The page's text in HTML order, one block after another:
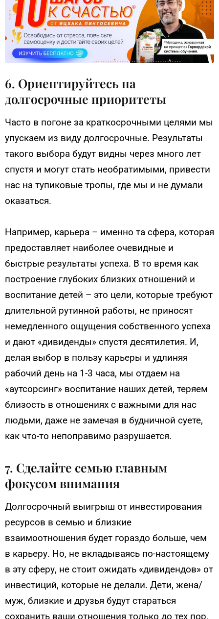
6. Ориентируйтесь на
долгосрочные приоритеты
Часто в погоне за краткосрочными целями мы
упускаем из виду долгосрочные. Результаты
такого выбора будут видны через много лет
спустя и могут стать необратимыми, привести
нас на тупиковые тропы, где мы и не думали
оказаться.
Например, карьера – именно та сфера, которая
предоставляет наиболее очевидные и
быстрые результаты успеха. В то время как
построение глубоких близких отношений и
воспитание детей – это цели, которые требуют
длительной рутинной работы, не приносят
немедленного ощущения собственного успеха
и дают «дивиденды» спустя десятилетия. И,
делая выбор в пользу карьеры и удлиняя
рабочий день на 1-3 часа, мы отдаем на
«аутсорсинг» воспитание наших детей, теряем
близость в отношениях с важными для нас
людьми, даже не замечая в будничной суете,
как что-то непоправимо разрушается.
7. Сделайте семью главным
фокусом внимания
Долгосрочный выигрыш от инвестирования
ресурсов в семью и близкие
взаимоотношения будет гораздо больше, чем
в карьеру. Но, не вкладываясь по-настоящему
в эту сферу, не стоит ожидать «дивидендов» от
инвестиций, которые не делали. Дети, жена/
муж, близкие и друзья будут стараться
сохранить ваши отношения только до тех пор,